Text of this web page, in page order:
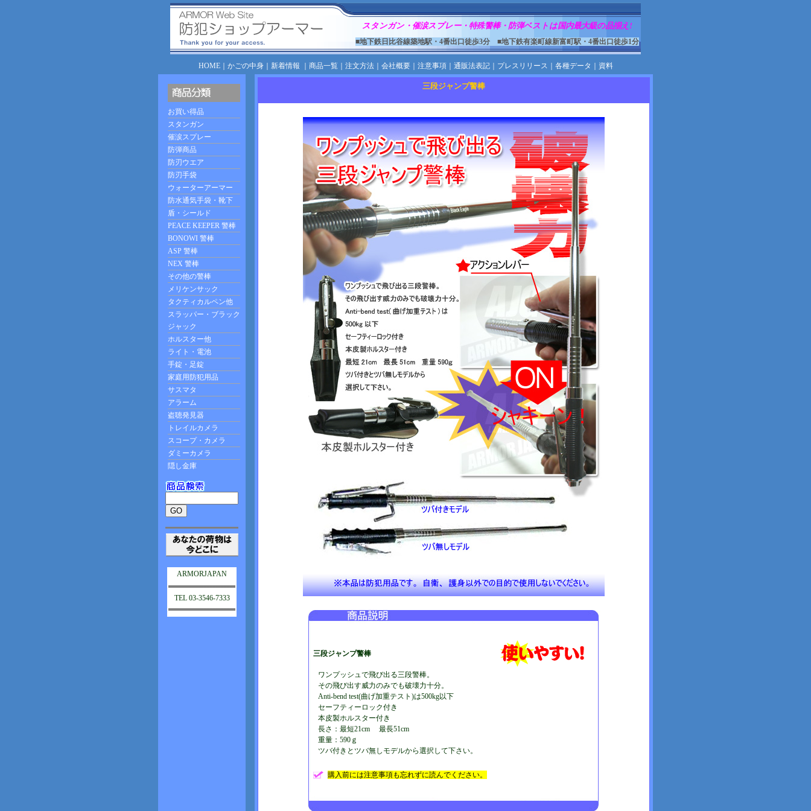
スタンガン・催涙スプレー・特殊警棒・防弾ベストは国内最大級の品揃え!
■地下鉄日比谷線築地駅・4番出口徒歩3分 ■地下鉄有楽町線新富町駅・4番出口徒歩1分
HOME｜ かごの中身｜ 新着情報 商品一覧｜ 注文方法｜ 会社概要｜ 注意事項｜ 通販法表記｜ プレスリリース 各種データ 資料
ARMORJAPAN
TEL 03-3546-7333
三段ジャンプ警棒
三段ジャンプ警棒
ワンプッシュで飛び出る三段警棒。
その飛び出す威力のみでも破壊力十分。
Anti-bend test(曲げ加重テスト)は500kg以下
セーフティーロック付き
本皮製ホルスター付き
長さ：最短21cm 最長51cm
重量：590ｇ
ツバ付きとツバ無しモデルから選択して下さい。
購入前には注意事項も忘れずに読んでください。